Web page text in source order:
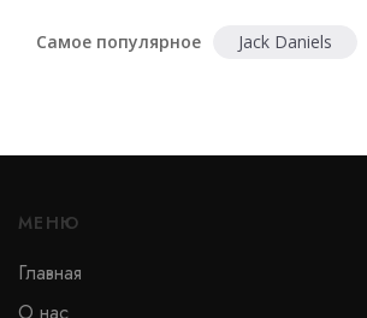
Самое популярное Jack Daniels
МЕНЮ
Главная
О нас
Ирландия
Тип